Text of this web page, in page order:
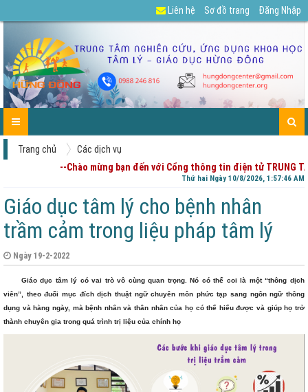
Liên hệ Sơ đồ trang
Đăng Nhập
TRANG
THIỆU
TỨC-
ĐỘNG
DỊCH
ÁN
DỤNG
LIỆU
SẺ
PHỤ
HUYNH
HỆ
GÓP
Ý
Trang chủ
Các dịch vụ
--Chào mừng bạn đến với Cổng thông tin điện tử TRUNG TÂM
Thứ hai Ngày 10/8/2026, 1:57:47 AM
Giáo dục tâm lý cho bệnh nhân
trầm cảm trong liệu pháp tâm lý
Ngày 19-2-2022
Giáo dục tâm lý có vai trò vô cùng quan trọng. Nó có thể coi là một “thông dịch
viên”, theo đuổi mục đích dịch thuật ngữ chuyên môn phức tạp sang ngôn ngữ thông
dụng và hàng ngày, mà bệnh nhân và thân nhân của họ có thể hiểu được và giúp họ trở
thành chuyên gia trong quá trình trị liệu của chính họ